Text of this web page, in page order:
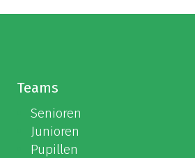
Teams
Senioren
Junioren
Pupillen